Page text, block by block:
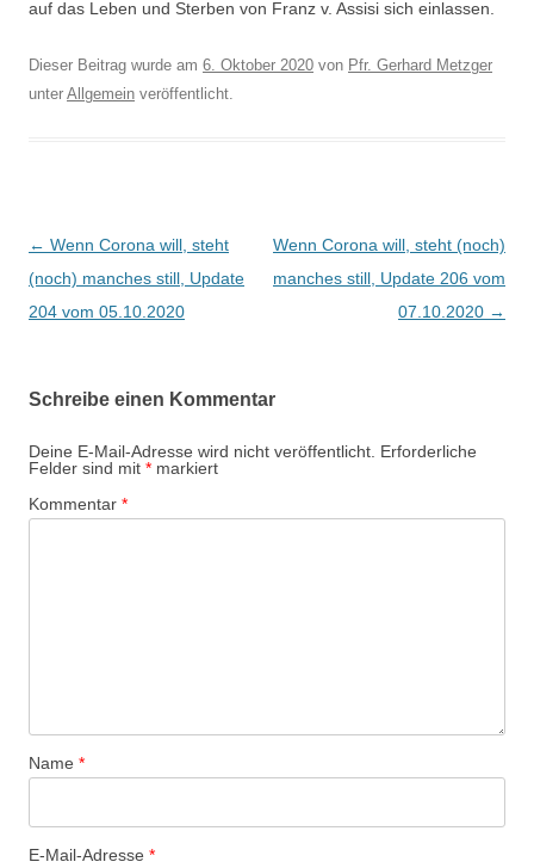
auf das Leben und Sterben von Franz v. Assisi sich einlassen.
Dieser Beitrag wurde am 6. Oktober 2020 von Pfr. Gerhard Metzger
unter Allgemein veröffentlicht.
Beitragsnavigation
← Wenn Corona will, steht
(noch) manches still, Update
204 vom 05.10.2020
Wenn Corona will, steht (noch)
manches still, Update 206 vom
07.10.2020 →
Schreibe einen Kommentar
Deine E-Mail-Adresse wird nicht veröffentlicht. Erforderliche
Felder sind mit * markiert
Kommentar *
Name *
E-Mail-Adresse *